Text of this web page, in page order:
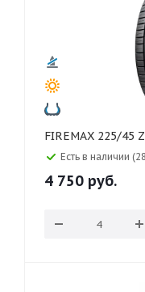
FIREMAX
Есть в наличии
4 750 руб.